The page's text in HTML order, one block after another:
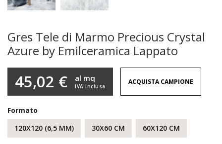
Gres Tele di Marmo Precious Crystal
Azure by Emilceramica Lappato
45,02 € IVA inclusa
al mq ACQUISTA CAMPIONE
Formato
120X120 (6,5 MM)
30X60 CM 60X120 CM